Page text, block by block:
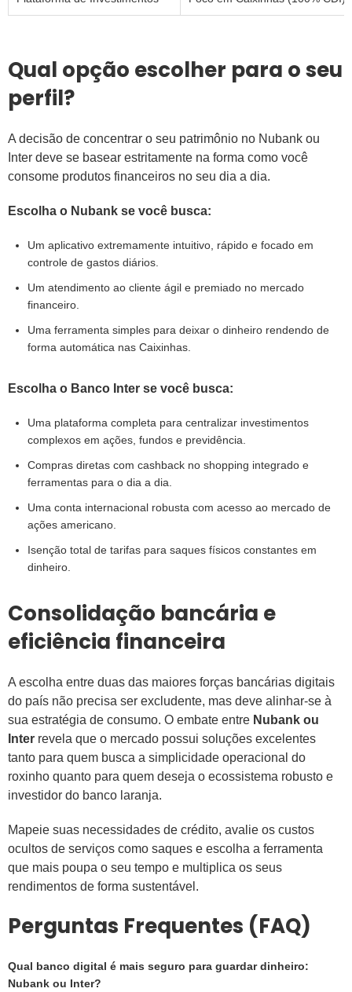
Qual opção escolher para o seu
perfil?
A decisão de concentrar o seu patrimônio no Nubank ou
Inter deve se basear estritamente na forma como você
consome produtos financeiros no seu dia a dia.
Escolha o Nubank se você busca:
Um aplicativo extremamente intuitivo, rápido e focado em
controle de gastos diários.
Um atendimento ao cliente ágil e premiado no mercado
financeiro.
Uma ferramenta simples para deixar o dinheiro rendendo de
forma automática nas Caixinhas.
Escolha o Banco Inter se você busca:
Uma plataforma completa para centralizar investimentos
complexos em ações, fundos e previdência.
Compras diretas com cashback no shopping integrado e
ferramentas para o dia a dia.
Uma conta internacional robusta com acesso ao mercado de
ações americano.
Isenção total de tarifas para saques físicos constantes em
dinheiro.
Consolidação bancária e
eficiência financeira
A escolha entre duas das maiores forças bancárias digitais
do país não precisa ser excludente, mas deve alinhar-se à
sua estratégia de consumo. O embate entre Nubank ou
Inter revela que o mercado possui soluções excelentes
tanto para quem busca a simplicidade operacional do
roxinho quanto para quem deseja o ecossistema robusto e
investidor do banco laranja.
Mapeie suas necessidades de crédito, avalie os custos
ocultos de serviços como saques e escolha a ferramenta
que mais poupa o seu tempo e multiplica os seus
rendimentos de forma sustentável.
Perguntas Frequentes (FAQ)
Qual banco digital é mais seguro para guardar dinheiro:
Nubank ou Inter?